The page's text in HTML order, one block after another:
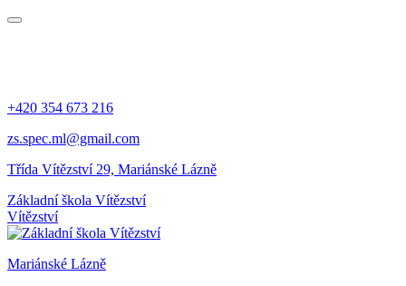
+420 354 673 216
zs.spec.ml@gmail.com
Třída Vítězství 29, Mariánské Lázně
Základní škola Vítězství
Vítězství
Mariánské Lázně